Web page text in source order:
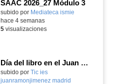
SAAC 2026_27 Módulo 3
subido por Mediateca ismie
hace 4 semanas
5visualizaciones
Día del libro en el Juan Ramón Jiménez 2026
Contenido educativo.
subido por Tic ies
juanramonjimenez madrid